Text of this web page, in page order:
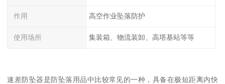
作用 高空作业坠落防护
使用场所 集装箱、物流装卸、高塔基站等等
速差防坠器是防坠落用品中比较常见的一种，具备在极短距离内快